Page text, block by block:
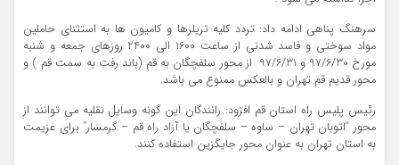
سرهنگ پناهی ادامه داد: تردد كليه تريلرها و کاميون ها به استثناي حاملين
مواد سوختي و فاسد شدني از ساعت 1600 الي 2400 روزهاي جمعه و شنبه
مورخ 97/6/30 و 97/6/31 از محور سلفچگان به قم (باند رفت به سمت قم ) و
محور قديم قم تهران و بالعکس ممنوع مي باشد.
رئیس پلیس راه استان قم افزود: رانندگان اين گونه وسايل نقليه مي توانند از
محور “اتوبان تهران – ساوه – سلفچگان يا آزاد راه قم – گرمسار” برای عزيمت
به استان تهران به عنوان محور جايگزين استفاده کنند.